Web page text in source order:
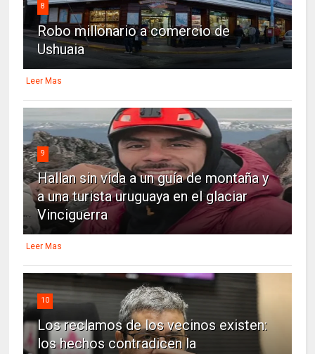
8
Robo millonario a comercio de
Ushuaia
Leer Mas
9
Hallan sin vida a un guía de montaña y
a una turista uruguaya en el glaciar
Vinciguerra
Leer Mas
10
Los reclamos de los vecinos existen:
los hechos contradicen la